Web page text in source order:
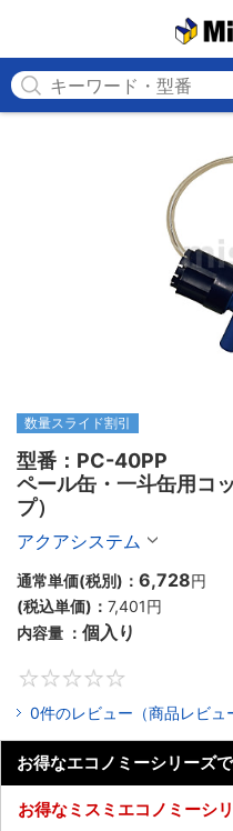
数量スライド割引
型番：PC-40PP
ペール缶・一斗缶用コ
プ）
アクアシステム
通常単価(税別)： 6,728円
(税込単価)： 7,401円
内容量 ： 個入り
0件のレビュー（商品レビュ
お得なエコノミーシリーズ
お得なミスミエコノミーシ